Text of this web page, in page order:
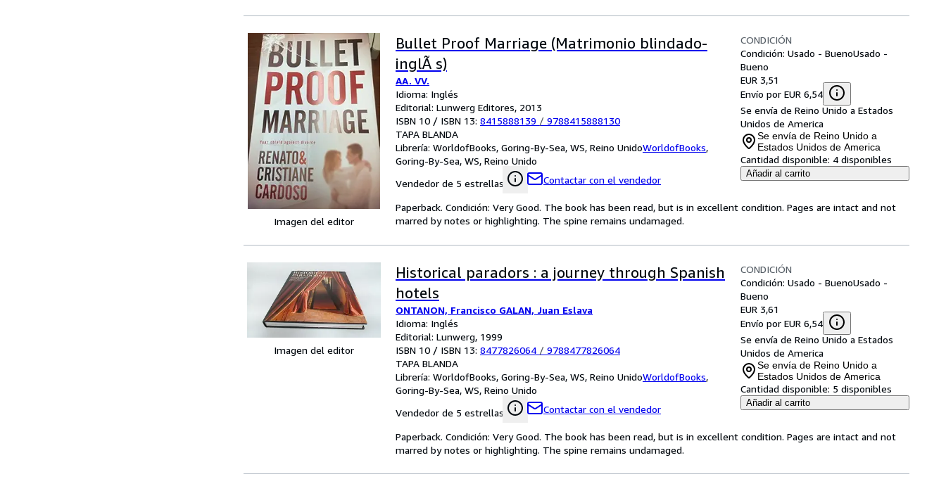
Imagen del editor
Bullet Proof Marriage (Matrimonio blindado-
inglÃ s)
AA. VV.
Idioma: Inglés
Editorial: Lunwerg Editores, 2013
ISBN 10 / ISBN 13: 8415888139 / 9788415888130
TAPA BLANDA
Librería: WorldofBooks, Goring-By-Sea, WS, Reino UnidoWorldofBooks,
Goring-By-Sea, WS, Reino Unido
Vendedor de 5 estrellas
Contactar con el vendedor
CONDICIÓN
Condición: Usado - BuenoUsado -
Bueno
EUR 3,51
Envío por EUR 6,54
Se envía de Reino Unido a Estados
Unidos de America
Se envía de Reino Unido a
Estados Unidos de America
Cantidad disponible: 4 disponibles
Añadir al carrito
Paperback. Condición: Very Good. The book has been read, but is in excellent condition. Pages are intact and not
marred by notes or highlighting. The spine remains undamaged.
Imagen del editor
Historical paradors : a journey through Spanish
hotels
ONTANON, Francisco GALAN, Juan Eslava
Idioma: Inglés
Editorial: Lunwerg, 1999
ISBN 10 / ISBN 13: 8477826064 / 9788477826064
TAPA BLANDA
Librería: WorldofBooks, Goring-By-Sea, WS, Reino UnidoWorldofBooks,
Goring-By-Sea, WS, Reino Unido
Vendedor de 5 estrellas
Contactar con el vendedor
CONDICIÓN
Condición: Usado - BuenoUsado -
Bueno
EUR 3,61
Envío por EUR 6,54
Se envía de Reino Unido a Estados
Unidos de America
Se envía de Reino Unido a
Estados Unidos de America
Cantidad disponible: 5 disponibles
Añadir al carrito
Paperback. Condición: Very Good. The book has been read, but is in excellent condition. Pages are intact and not
marred by notes or highlighting. The spine remains undamaged.